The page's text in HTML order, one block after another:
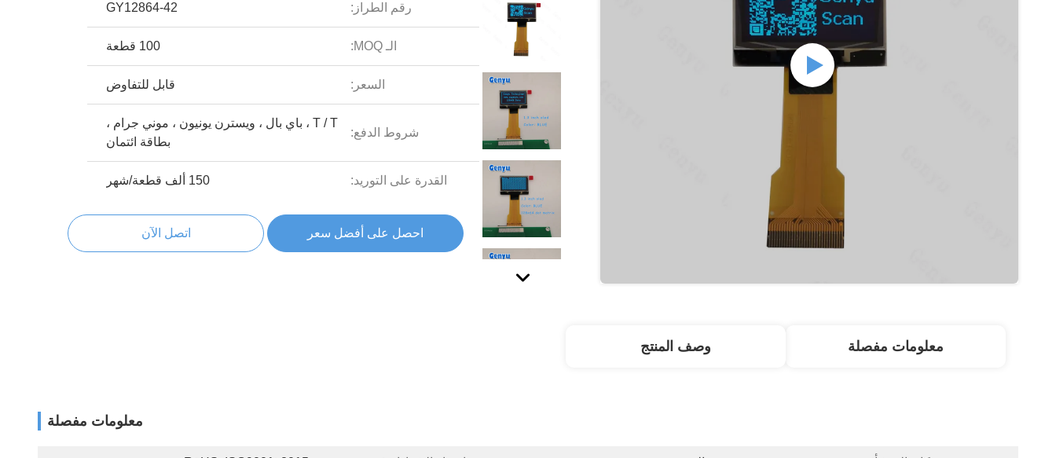
رقم الطراز: GY12864-42
الـ MOQ: 100 قطعة
السعر: قابل للتفاوض
شروط الدفع:
T / T ، باي بال ، ويسترن يونيون ، موني جرام ،
بطاقة ائتمان
القدرة على التوريد: 150 ألف قطعة/شهر
احصل على أفضل سعر اتصل الآن
معلومات مفصلة وصف المنتج
معلومات مفصلة